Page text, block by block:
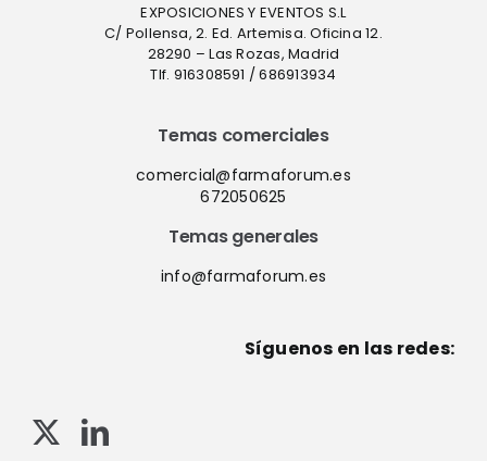
EXPOSICIONES Y EVENTOS S.L
C/ Pollensa, 2. Ed. Artemisa. Oficina 12.
28290 – Las Rozas, Madrid
Tlf. 916308591 / 686913934
Temas comerciales
comercial@farmaforum.es
672050625
Temas generales
info@farmaforum.es
Síguenos en las redes: